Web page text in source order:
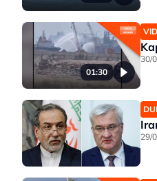
01:30
30/
29/